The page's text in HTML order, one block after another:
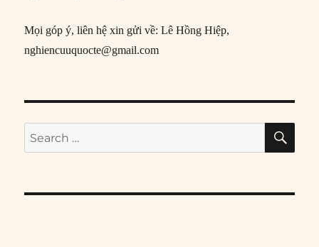
Mọi góp ý, liên hệ xin gửi về: Lê Hồng Hiệp,
nghiencuuquocte@gmail.com
Search
for: